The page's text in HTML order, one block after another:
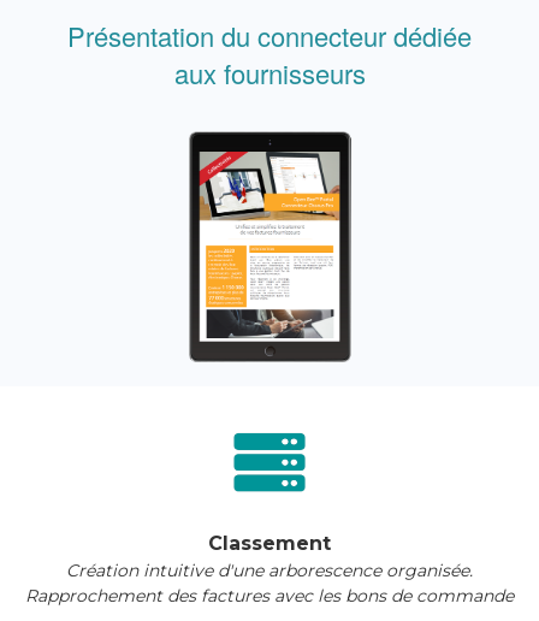
Présentation du connecteur dédiée
aux fournisseurs
Classement
Création intuitive d'une arborescence organisée.
Rapprochement des factures avec les bons de commande